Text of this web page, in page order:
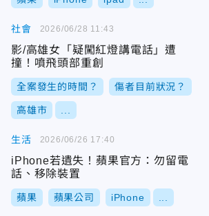
社會
影/高雄女「疑闖紅燈講電話」遭
撞！噴飛頭部重創
全案發生的時間？ 傷者目前狀況？
高雄市
2026/06/28 11:43
生活
iPhone若遺失！蘋果官方：勿留電
話、移除裝置
蘋果 蘋果公司 iPhone
2026/06/26 17:40